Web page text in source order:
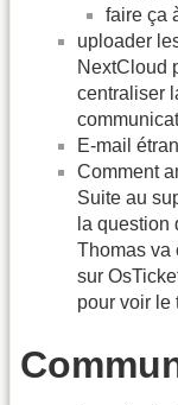
faire ça
uploader
NextCloud
centraliser
E-mail
Comment
Suite au
la question
Thomas va
sur
pour voir le